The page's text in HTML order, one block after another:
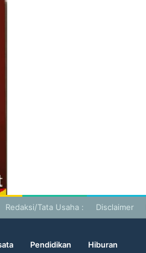
Redaksi/Tata Usaha : Disclaimer
Pendidikan Hiburan